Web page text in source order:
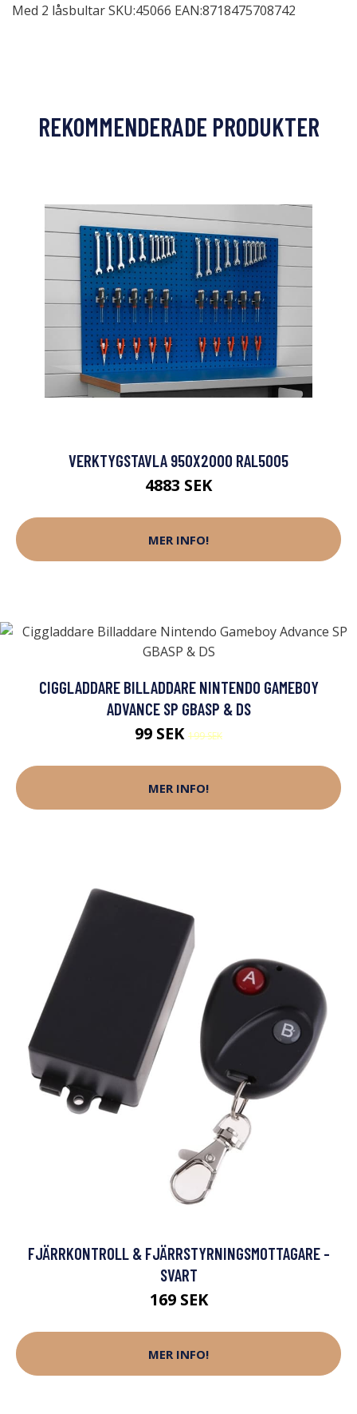
Med 2 låsbultar SKU:45066 EAN:8718475708742
REKOMMENDERADE PRODUKTER
VERKTYGSTAVLA 950X2000 RAL5005
4883 SEK
MER INFO!
CIGGLADDARE BILLADDARE NINTENDO GAMEBOY
ADVANCE SP GBASP & DS
99 SEK 199 SEK
MER INFO!
FJÄRRKONTROLL & FJÄRRSTYRNINGSMOTTAGARE -
SVART
169 SEK
MER INFO!